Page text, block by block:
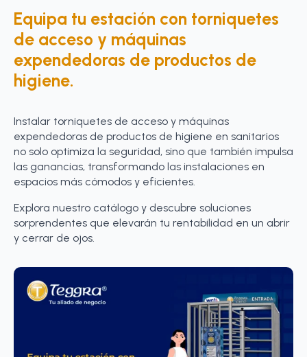
Equipa tu estación con torniquetes
de acceso y máquinas
expendedoras de productos de
higiene.
Instalar torniquetes de acceso y máquinas
expendedoras de productos de higiene en sanitarios
no solo optimiza la seguridad, sino que también impulsa
las ganancias, transformando las instalaciones en
espacios más cómodos y eficientes.
Explora nuestro catálogo y descubre soluciones
sorprendentes que elevarán tu rentabilidad en un abrir
y cerrar de ojos.